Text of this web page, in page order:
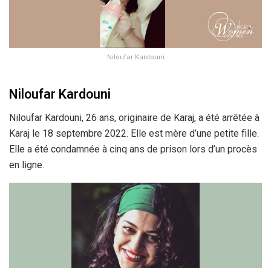
Niloufar Kardouni
Niloufar Kardouni
Niloufar Kardouni, 26 ans, originaire de Karaj, a été arrêtée à
Karaj le 18 septembre 2022. Elle est mère d’une petite fille.
Elle a été condamnée à cinq ans de prison lors d’un procès
en ligne.